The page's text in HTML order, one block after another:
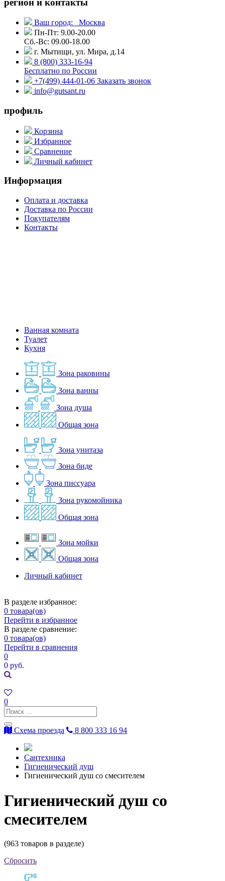
Ваш город:
Москва
Пн-Пт: 9.00-20.00
Сб.-Вс: 09.00-18.00
г. Мытищи, ул. Мира, д.14
8 (800) 333-16-94
Бесплатно по России
+7(499) 444-01-06 Заказать звонок
info@gutsant.ru
профиль
Корзина
Избранное
Сравнение
Личный кабинет
Информация
Оплата и доставка
Доставка по России
Покупателям
Контакты
Ванная комната
Туалет
Кухня
Зона раковины
Зона ванны
Зона душа
Общая зона
Зона унитаза
Зона биде
Зона писсуара
Зона рукомойника
Общая зона
Зона мойки
Общая зона
Личный кабинет
В разделе избранное:
0 товара(ов)
Перейти в избранное
В разделе сравнение:
0 товара(ов)
Перейти в сравнения
0
0 руб.
0
Схема проезда 8 800 333 16 94
Сантехника
Гигиенический душ
Гигиенический душ со смесителем
Гигиенический душ со
смесителем
(963 товаров в разделе)
Сбросить